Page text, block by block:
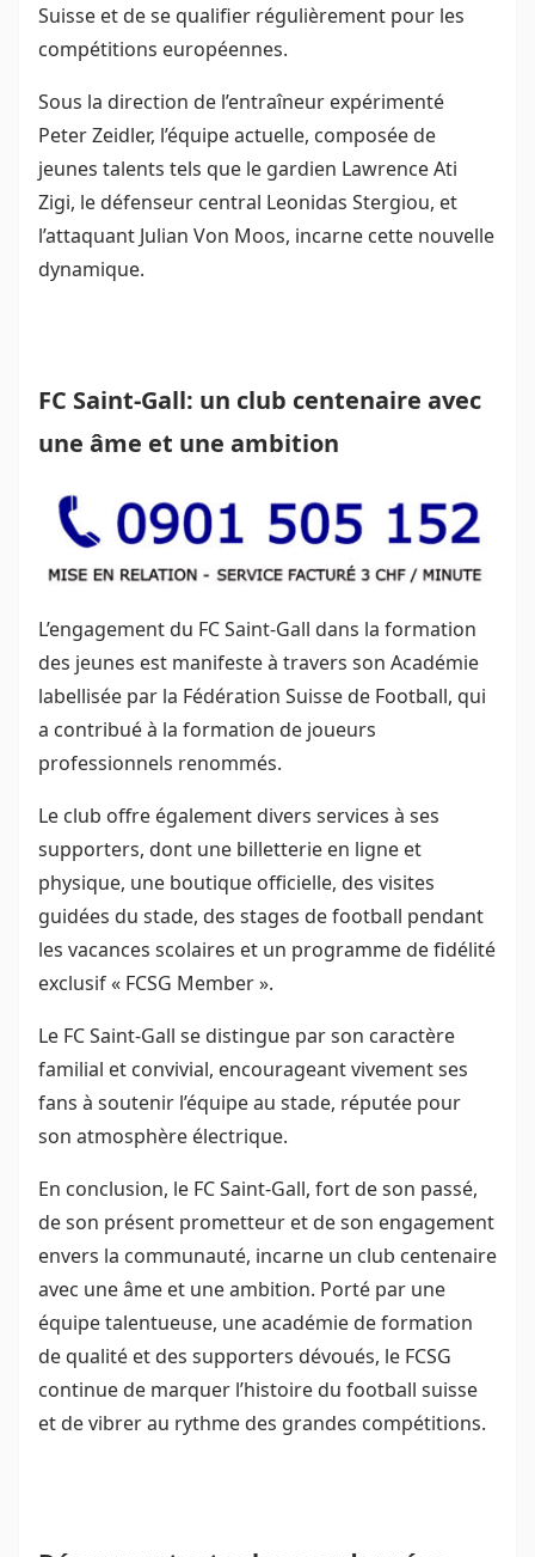
Suisse et de se qualifier régulièrement pour les
compétitions européennes.
Sous la direction de l’entraîneur expérimenté
Peter Zeidler, l’équipe actuelle, composée de
jeunes talents tels que le gardien Lawrence Ati
Zigi, le défenseur central Leonidas Stergiou, et
l’attaquant Julian Von Moos, incarne cette nouvelle
dynamique.
FC Saint-Gall: un club centenaire avec
une âme et une ambition
L’engagement du FC Saint-Gall dans la formation
des jeunes est manifeste à travers son Académie
labellisée par la Fédération Suisse de Football, qui
a contribué à la formation de joueurs
professionnels renommés.
Le club offre également divers services à ses
supporters, dont une billetterie en ligne et
physique, une boutique officielle, des visites
guidées du stade, des stages de football pendant
les vacances scolaires et un programme de fidélité
exclusif « FCSG Member ».
Le FC Saint-Gall se distingue par son caractère
familial et convivial, encourageant vivement ses
fans à soutenir l’équipe au stade, réputée pour
son atmosphère électrique.
En conclusion, le FC Saint-Gall, fort de son passé,
de son présent prometteur et de son engagement
envers la communauté, incarne un club centenaire
avec une âme et une ambition. Porté par une
équipe talentueuse, une académie de formation
de qualité et des supporters dévoués, le FCSG
continue de marquer l’histoire du football suisse
et de vibrer au rythme des grandes compétitions.